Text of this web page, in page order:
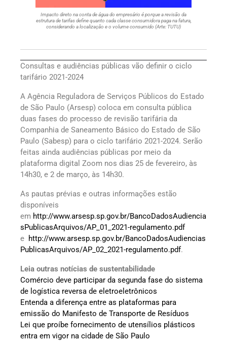
Impacto direto na conta de água do empresário é porque a revisão da
estrutura de tarifas define quanto cada classe consumidora paga na fatura,
considerando a localização e o volume consumido (Arte: TUTU)
Consultas e audiências públicas vão definir o ciclo
tarifário 2021-2024
A Agência Reguladora de Serviços Públicos do Estado
de São Paulo (Arsesp) coloca em consulta pública
duas fases do processo de revisão tarifária da
Companhia de Saneamento Básico do Estado de São
Paulo (Sabesp) para o ciclo tarifário 2021-2024. Serão
feitas ainda audiências públicas por meio da
plataforma digital Zoom nos dias 25 de fevereiro, às
14h30, e 2 de março, às 14h30.
As pautas prévias e outras informações estão
disponíveis
em http://www.arsesp.sp.gov.br/BancoDadosAudiencia
sPublicasArquivos/AP_01_2021-regulamento.pdf
e http://www.arsesp.sp.gov.br/BancoDadosAudiencias
PublicasArquivos/AP_02_2021-regulamento.pdf.
Leia outras notícias de sustentabilidade
Comércio deve participar da segunda fase do sistema
de logística reversa de eletroeletrônicos
Entenda a diferença entre as plataformas para
emissão do Manifesto de Transporte de Resíduos
Lei que proíbe fornecimento de utensílios plásticos
entra em vigor na cidade de São Paulo